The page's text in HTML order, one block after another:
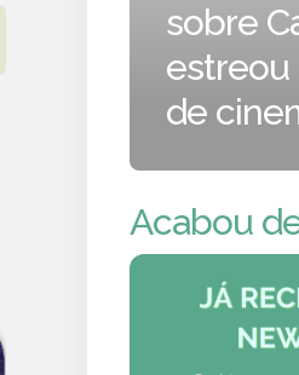
sobre
estreou
de
Acabou